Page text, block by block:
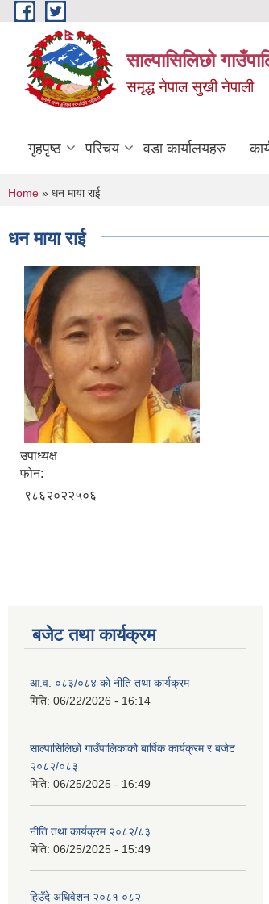
Skip to main content
साल्पासिलिछो
समृद्ध नेपाल सुखी नेपाली
गृहपृष्ठ परिचय वडा कार्यालयहरु
You are here
Home » धन माया राई
धन माया राई
उपाध्यक्ष
फोन:
९८६२०२२५०६
बजेट तथा कार्यक्रम
आ.व. ०८३/०८४ को नीति तथा कार्यक्रम
मिति: 06/22/2026 - 16:14
साल्पासिलिछो गाउँपालिकाको बार्षिक कार्यक्रम र बजेट
२०८२/०८३
मिति: 06/25/2025 - 16:49
नीति तथा कार्यक्रम २०८२/८३
मिति: 06/25/2025 - 15:49
हिउँदे अधिवेशन २०८१ ०८२